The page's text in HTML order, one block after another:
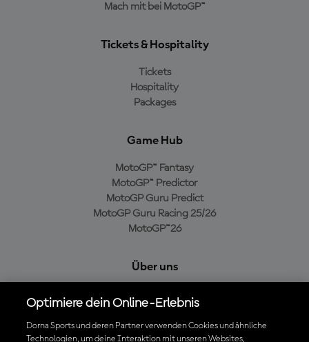
Mach mit bei MotoGP™
Tickets & Hospitality
Tickets
Hospitality
Packages
Game Hub
MotoGP™ Fantasy
MotoGP™ Predictor
MotoGP Guru Predict
MotoGP Guru Racing 25/26
MotoGP™26
Über uns
Cookie-Richtlinien
Geschäftsbedingungen
Optimiere dein Online-Erlebnis
Dorna Sports und deren Partner verwenden Cookies und ähnliche
Technologien, um deine Interaktion mit unseren Websites,